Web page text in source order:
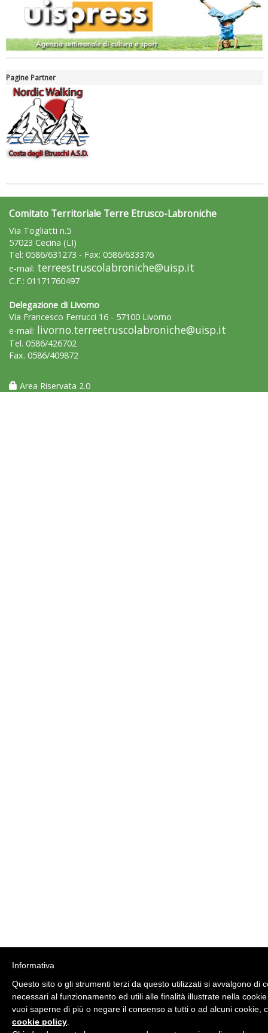
Luglio 2026: "Pensando con i piedi, si possono fare le
rivoluzioni"
Tiziano Pesce a Radio InBlu2000 traccia il bilancio della stagione
Pagine Partner
Comitato Territoriale Terre Etrusco-Labroniche
Via Togliatti n.5
57023 Cecina (LI)
Tel: 0586/631273 - Fax: 0586/633376
e-mail: terreestruscolabroniche@uisp.it
C.F.: 01171760497
Delegazione di Livorno
Via Francesco Ferrucci 16 - 57100 Livorno
e-mail: livorno.terreetruscolabroniche@uisp.it
Tel. 0586/426702
Fax. 0586/409872
Area Riservata 2.0
Informativa
Questo sito o gli strumenti terzi da questo utilizzati si avvalgono di
necessari al funzionamento ed utili alle finalità illustrate nella
vuoi saperne di più o negare il consenso a tutti o ad alcuni cookie,
cookie policy